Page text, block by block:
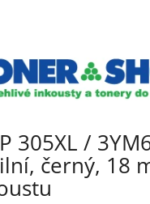
305XL /
černý, 18